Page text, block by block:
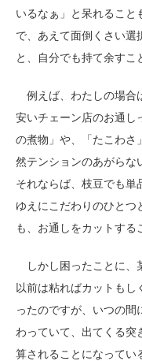
いるなぁ」と呆れること
で、あえて面倒くさい選
と、自分でも持て余すこ
例えば、わたしの場合
安いチェーン店のお通し
の煮物」や、「たこわさ
然テンションのあがらな
それならば、枝豆でも単
ゆえにこだわりのひとつ
も、お通しをカットする
しかし困ったことに、
以前は粘ればカットも
ったのですが、いつの
わっていて、出てくる突
算されることになってい